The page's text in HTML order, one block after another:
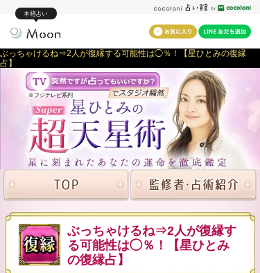
本格占い
ぶっちゃけるね⇒2人が復縁する可能性は◯％！【星ひとみの復縁
占】
※フジテレビ系列
ぶっちゃけるね⇒2人が復縁す
る可能性は◯％！【星ひとみ
の復縁占】